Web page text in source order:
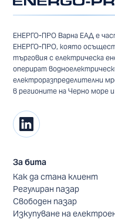
ЕНЕРГО-ПРО Варна ЕАД е
ЕНЕРГО-ПРО, която
търговия с електрическа
оперират
електроразпределителни
в регионите на Черно море и
За бита
Как да стана клиент
Регулиран пазар
Свободен пазар
Изкупуване на